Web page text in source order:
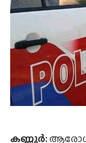
കണ്ണൂർ: